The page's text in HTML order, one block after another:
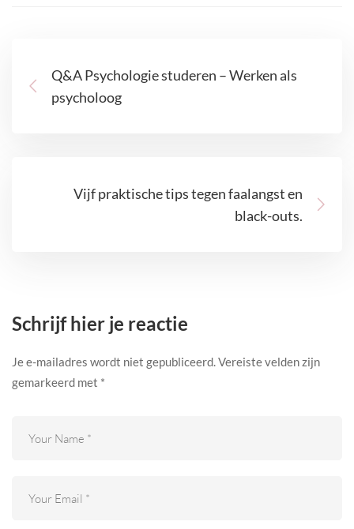
Q&A Psychologie studeren – Werken als
psycholoog
Vijf praktische tips tegen faalangst en
black-outs.
Schrijf hier je reactie
Je e-mailadres wordt niet gepubliceerd.Vereiste velden zijn
gemarkeerd met *